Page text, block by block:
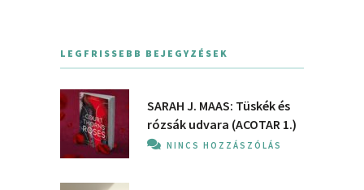
LEGFRISSEBB BEJEGYZÉSEK
SARAH J. MAAS: Tüskék és
rózsák udvara (ACOTAR 1.)
NINCS HOZZÁSZÓLÁS